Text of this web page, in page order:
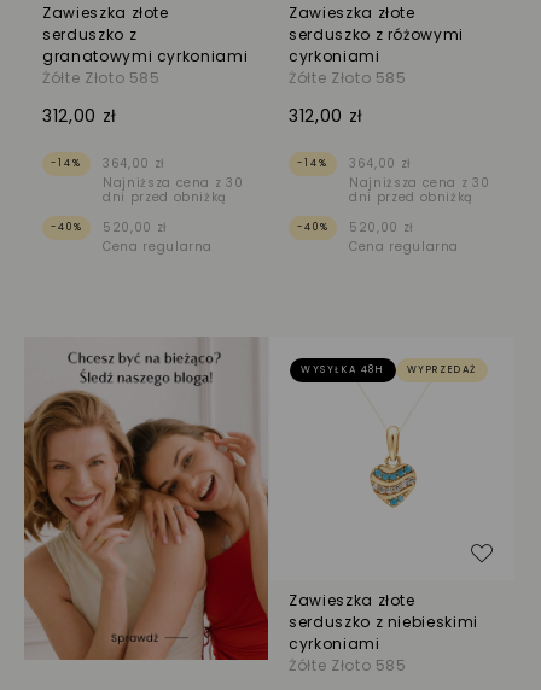
Zawieszka złote
serduszko z
granatowymi cyrkoniami
Żółte Złoto 585
312,00 zł
-14%
364,00 zł
Najniższa cena z 30
dni przed obniżką
-40%
520,00 zł
Cena regularna
Zawieszka złote
serduszko z różowymi
cyrkoniami
Żółte Złoto 585
312,00 zł
-14%
364,00 zł
Najniższa cena z 30
dni przed obniżką
-40%
520,00 zł
Cena regularna
WYSYŁKA 48H WYPRZEDAŻ
Zawieszka złote
serduszko z niebieskimi
cyrkoniami
Żółte Złoto 585